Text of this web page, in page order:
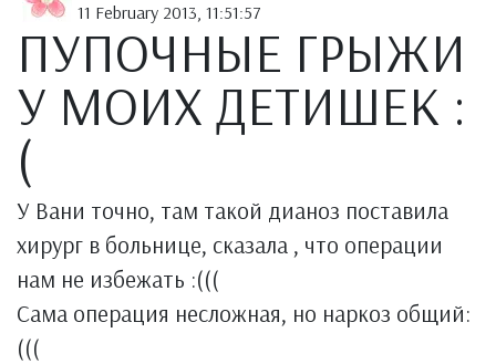
11 February 2013, 11:51:57
ПУПОЧНЫЕ ГРЫЖИ
У МОИХ ДЕТИШЕК :
(
У Вани точно, там такой дианоз поставила
хирург в больнице, сказала , что операции
нам не избежать :(((
Сама операция несложная, но наркоз общий:
(((